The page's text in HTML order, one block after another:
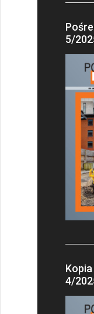
5/
4/